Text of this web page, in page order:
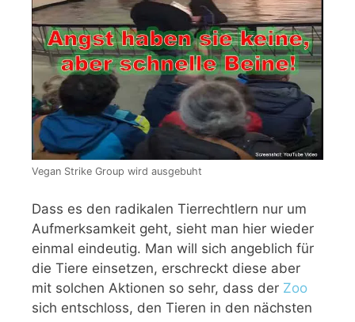
Vegan Strike Group wird ausgebuht
Dass es den radikalen Tierrechtlern nur um
Aufmerksamkeit geht, sieht man hier wieder
einmal eindeutig. Man will sich angeblich für
die Tiere einsetzen, erschreckt diese aber
mit solchen Aktionen so sehr, dass der Zoo
sich entschloss, den Tieren in den nächsten